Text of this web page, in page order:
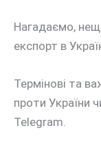
Нагадаємо,
експорт в
Термінові та
проти України
Telegram.